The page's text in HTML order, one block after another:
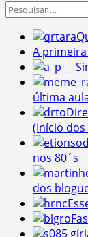
Pesquisar
A primeira
última
(Início
nos 80´s
dos
5